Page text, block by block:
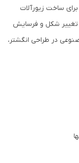
برای ساخت زیورآلات
تغییر شکل و فرسایش
در طراحی انگشتر،